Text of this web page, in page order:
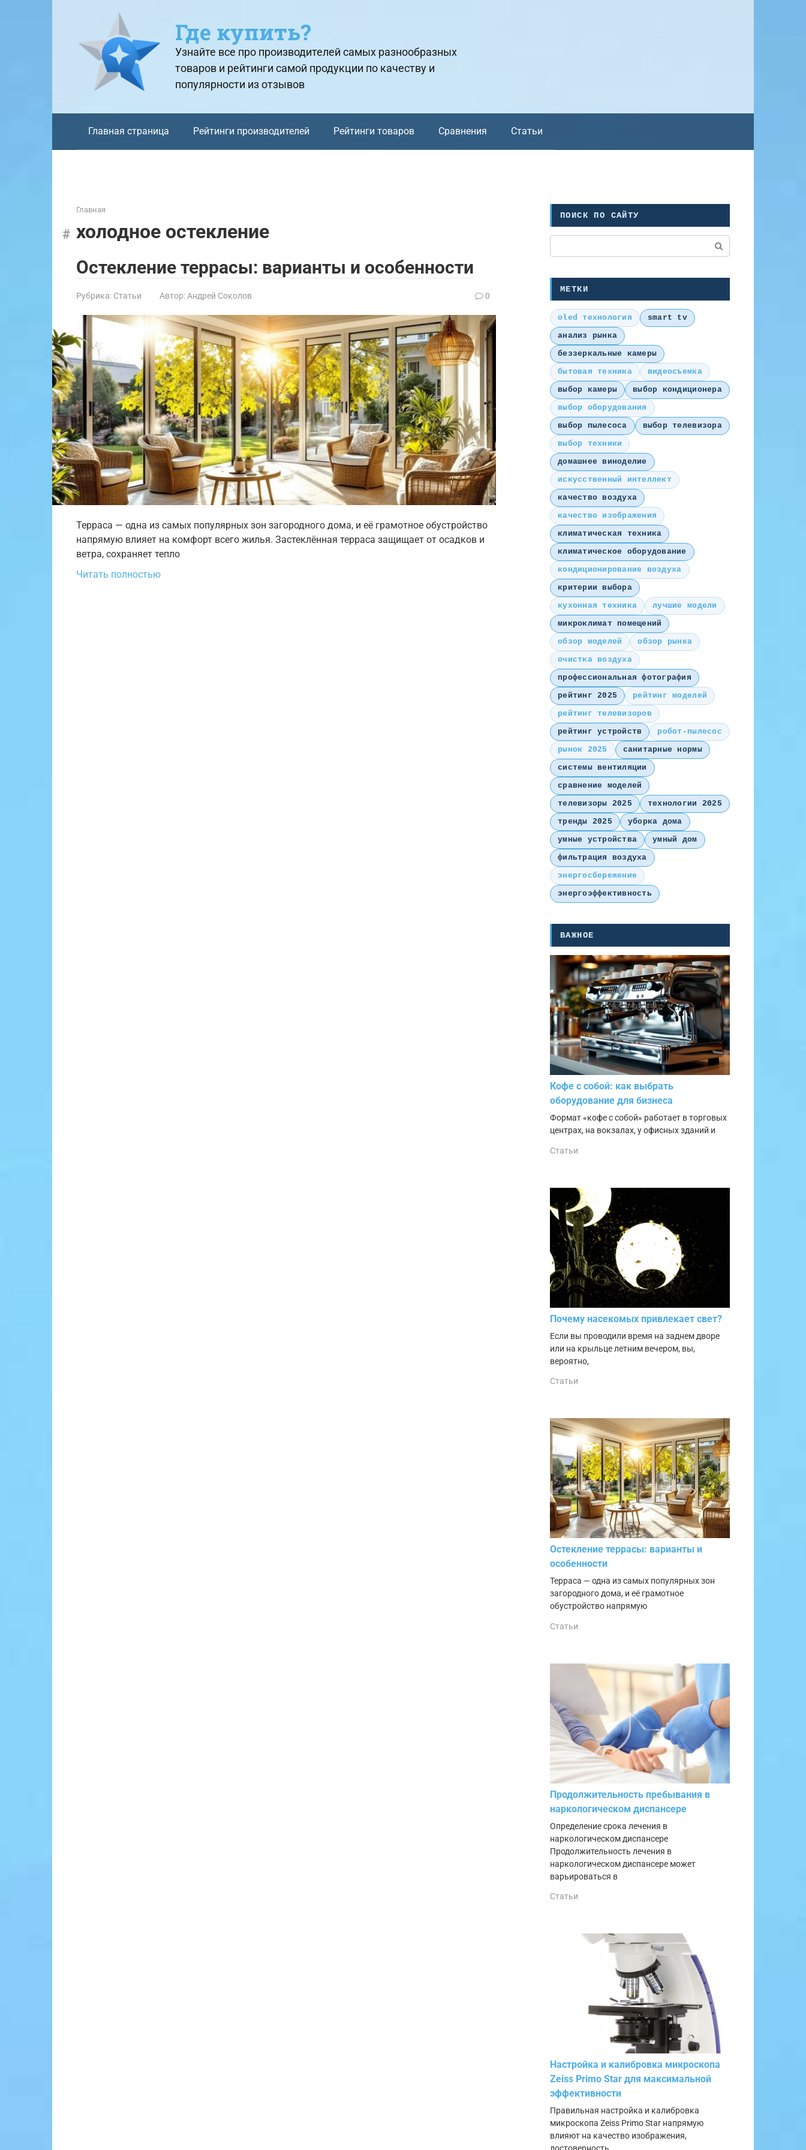
Где купить?
Узнайте все про производителей самых разнообразных
товаров и рейтинги самой продукции по качеству и
популярности из отзывов
Главная страница Рейтинги производителей Рейтинги товаров Сравнения Статьи
Главная
холодное остекление
Остекление террасы: варианты и особенности
Рубрика: Статьи Автор: Андрей Соколов 0
Терраса — одна из самых популярных зон загородного дома, и её грамотное обустройство
напрямую влияет на комфорт всего жилья. Застеклённая терраса защищает от осадков и
ветра, сохраняет тепло
Читать полностью
ПОИСК ПО САЙТУ
МЕТКИ
oled технология
smart tv
анализ рынка
беззеркальные камеры
бытовая техника
видеосъемка
выбор камеры
выбор кондиционера
выбор оборудования
выбор пылесоса
выбор телевизора
выбор техники
домашнее виноделие
искусственный интеллект
качество воздуха
качество изображения
климатическая техника
климатическое оборудование
кондиционирование воздуха
критерии выбора
кухонная техника
лучшие модели
микроклимат помещений
обзор моделей
обзор рынка
очистка воздуха
профессиональная фотография
рейтинг 2025
рейтинг моделей
рейтинг телевизоров
рейтинг устройств
робот-пылесос
рынок 2025
санитарные нормы
системы вентиляции
сравнение моделей
телевизоры 2025
технологии 2025
тренды 2025
уборка дома
умные устройства
умный дом
фильтрация воздуха
энергосбережение
энергоэффективность
ВАЖНОЕ
Кофе с собой: как выбрать
оборудование для бизнеса
Формат «кофе с собой» работает в торговых
центрах, на вокзалах, у офисных зданий и
Статьи
Почему насекомых привлекает свет?
Если вы проводили время на заднем дворе
или на крыльце летним вечером, вы,
вероятно,
Статьи
Остекление террасы: варианты и
особенности
Терраса — одна из самых популярных зон
загородного дома, и её грамотное
обустройство напрямую
Статьи
Продолжительность пребывания в
наркологическом диспансере
Определение срока лечения в
наркологическом диспансере
Продолжительность лечения в
наркологическом диспансере может
варьироваться в
Статьи
Настройка и калибровка микроскопа
Zeiss Primo Star для максимальной
эффективности
Правильная настройка и калибровка
микроскопа Zeiss Primo Star напрямую
влияют на качество изображения,